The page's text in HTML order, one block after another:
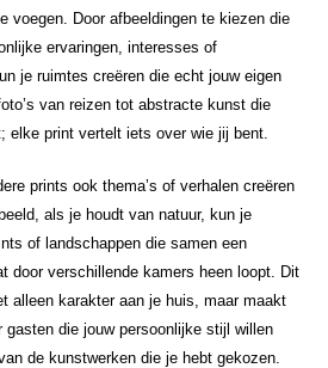
voegen. Door afbeeldingen te kiezen die
ervaringen, interesses of
je ruimtes creëren die echt jouw eigen
van reizen tot abstracte kunst die
elke print vertelt iets over wie jij bent.
prints ook thema’s of verhalen creëren
als je houdt van natuur, kun je
of landschappen die samen een
door verschillende kamers heen loopt. Dit
alleen karakter aan je huis, maar maakt
gasten die jouw persoonlijke stijl willen
de kunstwerken die je hebt gekozen.